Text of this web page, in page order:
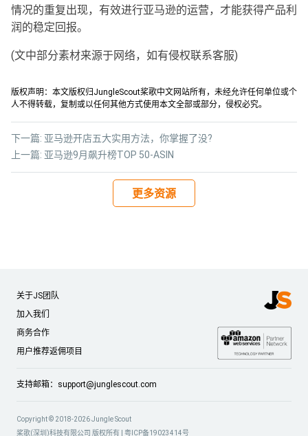
情况的重复出现，有效进行亚马逊的运营，才能获得产品利
润的稳定回报。
(文中部分素材来源于网络，如有侵权联系客服)
版权声明：本文版权归JungleScout桨歌中文网站所有，未经允许任何单位或个
人不得转载，复制或以任何其他方式使用本文全部或部分，侵权必究。
上一篇: 亚马逊9月飙升榜TOP 50-ASIN
下一篇: 亚马逊开店五大实用方法，你掌握了没?
更多资源
关于JS团队
加入我们
商务合作
用户推荐返佣项目
支持邮箱： support@junglescout.com
Copyright © 2018-2026 Jungle Scout
桨歌(深圳)科技有限公司 版权所有 | 粤ICP备19023414号